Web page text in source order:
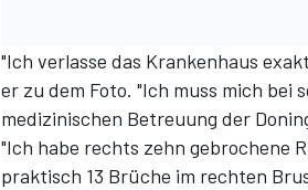
"Ich verlasse das Krankenhaus
er zu dem Foto. "Ich muss mich bei
medizinischen Betreuung der
"Ich habe rechts zehn gebrochene
praktisch 13 Brüche im rechten